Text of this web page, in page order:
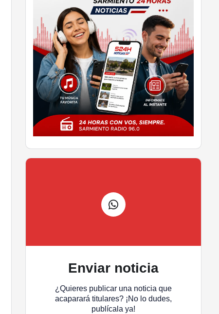
Enviar noticia
¿Quieres publicar una noticia que
acaparará titulares? ¡No lo dudes,
publícala ya!